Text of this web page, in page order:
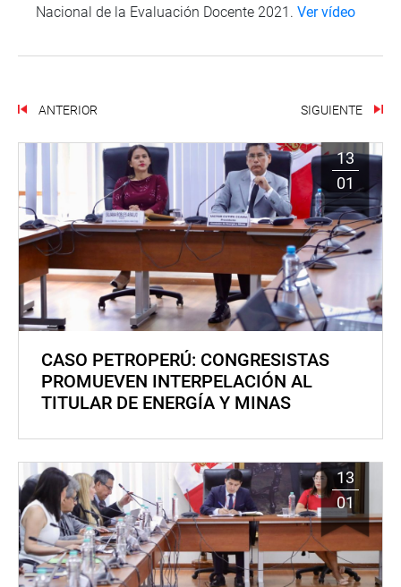
Nacional de la Evaluación Docente 2021. Ver vídeo
ANTERIOR SIGUIENTE
13
01
CASO PETROPERÚ: CONGRESISTAS
PROMUEVEN INTERPELACIÓN AL
TITULAR DE ENERGÍA Y MINAS
13
01